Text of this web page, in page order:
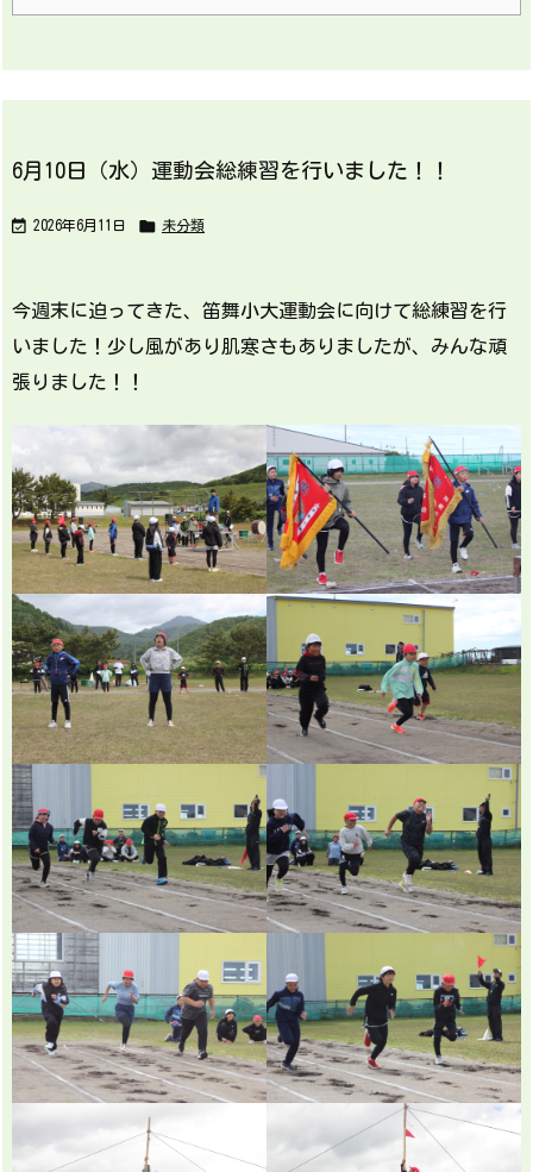
6月10日（水）運動会総練習を行いました！！
 2026年6月11日  未分類
今週末に迫ってきた、笛舞小大運動会に向けて総練習を行
いました！少し風があり肌寒さもありましたが、みんな頑
張りました！！